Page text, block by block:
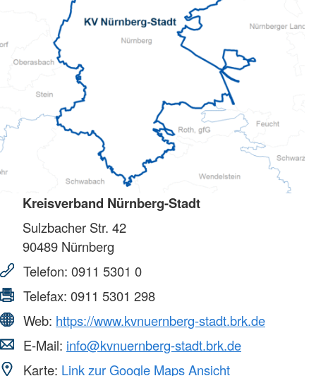
Kreisverband Nürnberg-Stadt
Sulzbacher Str. 42
90489 Nürnberg
Telefon: 0911 5301 0
Telefax: 0911 5301 298
Web: https://www.kvnuernberg-stadt.brk.de
E-Mail: info@kvnuernberg-stadt.brk.de
Karte: Link zur Google Maps Ansicht